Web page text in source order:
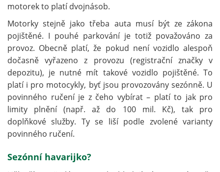
motorek to platí dvojnásob.
Motorky stejně jako třeba auta musí být ze zákona
pojištěné. I pouhé parkování je totiž považováno za
provoz. Obecně platí, že pokud není vozidlo alespoň
dočasně vyřazeno z provozu (registrační značky v
depozitu), je nutné mít takové vozidlo pojištěné. To
platí i pro motocykly, byť jsou provozovány sezónně. U
povinného ručení je z čeho vybírat – platí to jak pro
limity plnění (např. až do 100 mil. Kč), tak pro
doplňkové služby. Ty se liší podle zvolené varianty
povinného ručení.
Sezónní havarijko?